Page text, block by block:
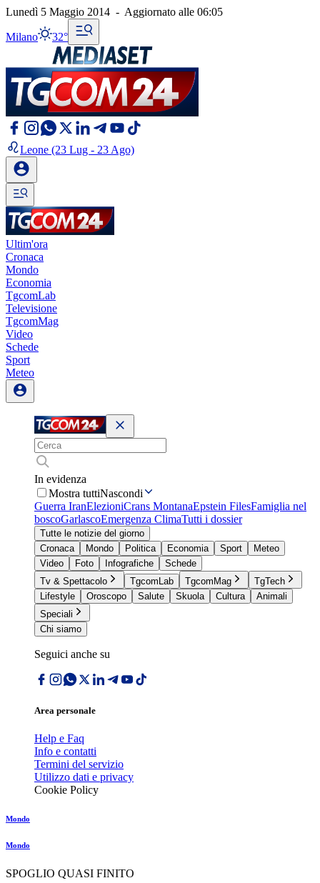
Lunedì 5 Maggio 2014 - Aggiornato alle 06:05
Milano 32°
Leone (23 Lug - 23 Ago)
Ultim'ora
Cronaca
Mondo
Economia
TgcomLab
Televisione
TgcomMag
Video
Schede
Sport
Meteo
In evidenza
Mostra tuttiNascondi
Guerra IranElezioniCrans MontanaEpstein FilesFamiglia nel
boscoGarlascoEmergenza ClimaTutti i dossier
Tutte le notizie del giorno
Cronaca
Mondo Politica Economia Sport
Meteo
Video
Foto Infografiche
Schede
Tv & Spettacolo
TgcomLab TgcomMag
TgTech
Lifestyle
Oroscopo Salute Skuola Cultura
Animali
Speciali
Chi siamo
Seguici anche su
Area personale
Help e Faq
Info e contatti
Termini del servizio
Utilizzo dati e privacy
Cookie Policy
Mondo
Mondo
SPOGLIO QUASI FINITO